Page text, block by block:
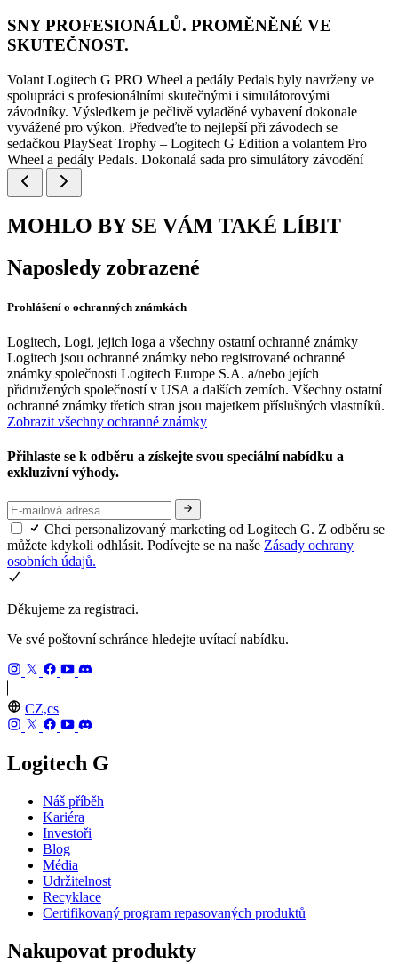
SNY PROFESIONÁLŮ. PROMĚNĚNÉ VE
SKUTEČNOST.
Volant Logitech G PRO Wheel a pedály Pedals byly navrženy ve
spolupráci s profesionálními skutečnými i simulátorovými
závodníky. Výsledkem je pečlivě vyladěné vybavení dokonale
vyvážené pro výkon. Předveďte to nejlepší při závodech se
sedačkou PlaySeat Trophy – Logitech G Edition a volantem Pro
Wheel a pedály Pedals. Dokonalá sada pro simulátory závodění
MOHLO BY SE VÁM TAKÉ LÍBIT
Naposledy zobrazené
Prohlášení o ochranných známkách
Logitech, Logi, jejich loga a všechny ostatní ochranné známky
Logitech jsou ochranné známky nebo registrované ochranné
známky společnosti Logitech Europe S.A. a/nebo jejích
přidružených společností v USA a dalších zemích. Všechny ostatní
ochranné známky třetích stran jsou majetkem příslušných vlastníků.
Zobrazit všechny ochranné známky
Přihlaste se k odběru a získejte svou speciální nabídku a
exkluzivní výhody.
Chci personalizovaný marketing od Logitech G. Z odběru se
můžete kdykoli odhlásit. Podívejte se na naše Zásady ochrany
osobních údajů.
Děkujeme za registraci.
Ve své poštovní schránce hledejte uvítací nabídku.
CZ,cs
Logitech G
Náš příběh
Kariéra
Investoři
Blog
Média
Udržitelnost
Recyklace
Certifikovaný program repasovaných produktů
Nakupovat produkty